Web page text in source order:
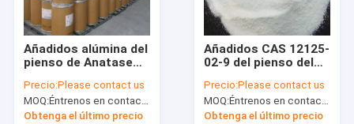
Añadidos alúmina del
pienso de Anatase
y minuto libre el 99%
del análisis TiO2 de
la silicona
Precio:Please contact us
MOQ:Éntrenos en contacto con por favor
Obtenga el último precio
Añadidos CAS 12125-
02-9 del pienso del
del grado de la
alimentación
Precio:Please contact us
MOQ:Éntrenos en contacto con por favor
Obtenga el último precio